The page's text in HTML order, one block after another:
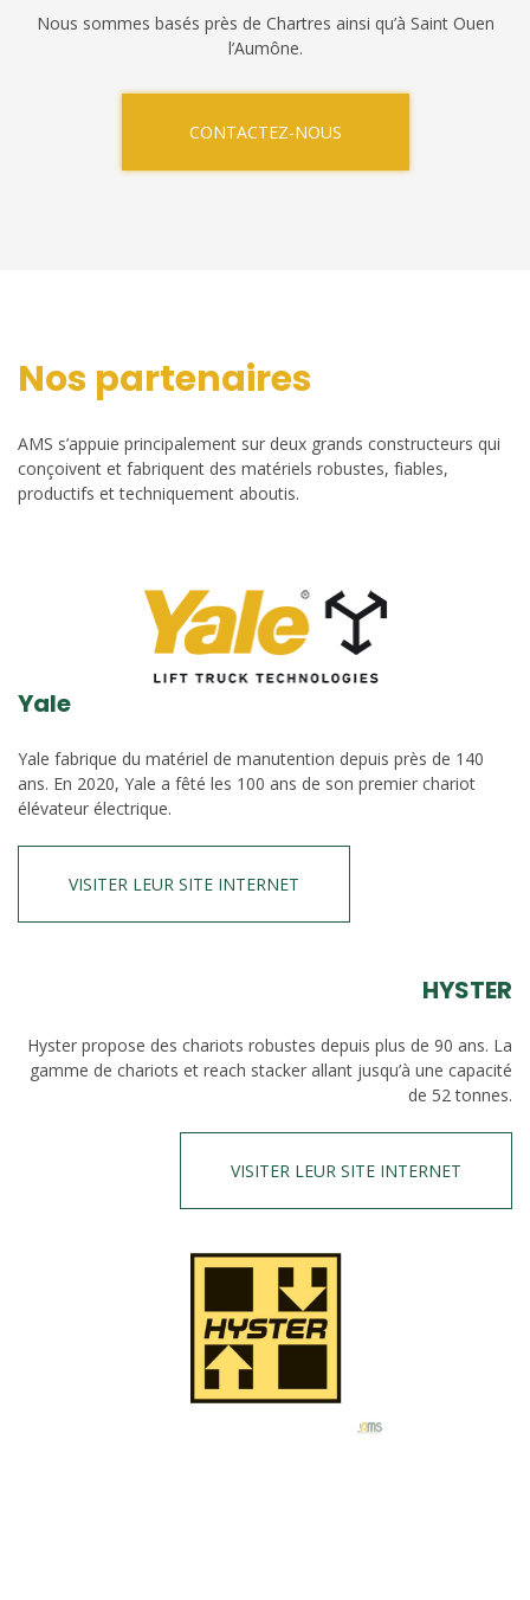
Nous sommes basés près de Chartres ainsi qu’à Saint Ouen
l’Aumône.
CONTACTEZ-NOUS
Nos partenaires
AMS s’appuie principalement sur deux grands constructeurs qui
conçoivent et fabriquent des matériels robustes, fiables,
productifs et techniquement aboutis.
Yale
Yale fabrique du matériel de manutention depuis près de 140
ans. En 2020, Yale a fêté les 100 ans de son premier chariot
élévateur électrique.
VISITER LEUR SITE INTERNET
HYSTER
Hyster propose des chariots robustes depuis plus de 90 ans. La
gamme de chariots et reach stacker allant jusqu’à une capacité
de 52 tonnes.
VISITER LEUR SITE INTERNET